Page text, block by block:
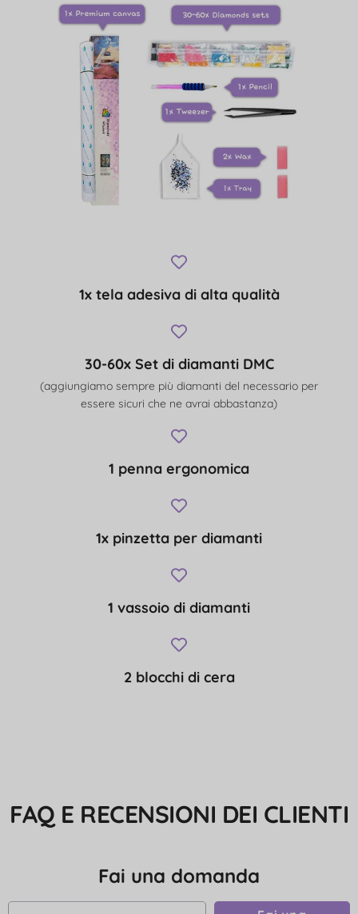
1x tela adesiva di alta qualità
30-60x Set di diamanti DMC
(aggiungiamo sempre più diamanti del necessario per
essere sicuri che ne avrai abbastanza)
1 penna ergonomica
1x pinzetta per diamanti
1 vassoio di diamanti
2 blocchi di cera
FAQ E RECENSIONI DEI CLIENTI
Fai una domanda